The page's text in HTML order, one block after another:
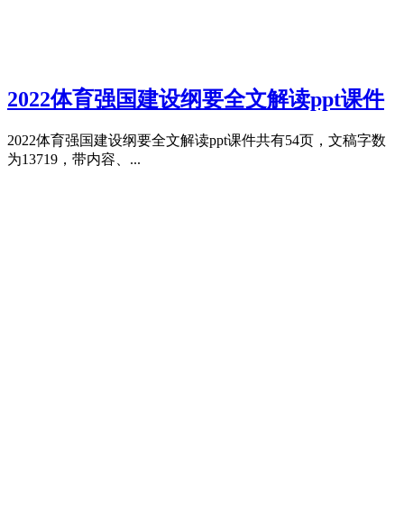
2022体育强国建设纲要全文解读ppt课件
2022体育强国建设纲要全文解读ppt课件共有54页，文稿字数
为13719，带内容、...